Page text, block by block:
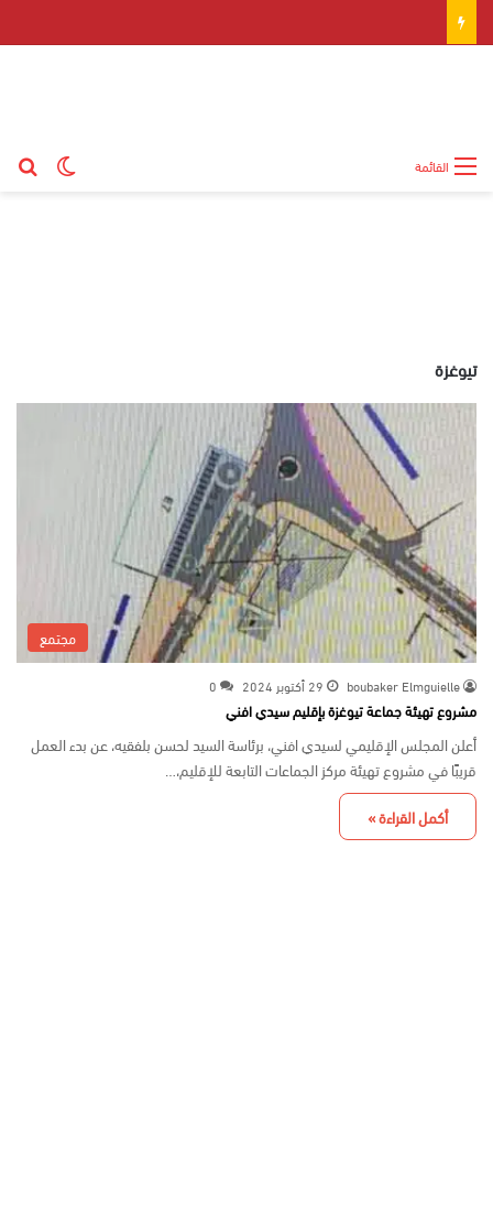
القائمة
تيوغزة
مجتمع
boubaker Elmguielle 29 أكتوبر 2024 0
مشروع تهيئة جماعة تيوغزة بإقليم سيدي افني
أعلن المجلس الإقليمي لسيدي افني، برئاسة السيد لحسن بلفقيه، عن بدء العمل
قريبًا في مشروع تهيئة مركز الجماعات التابعة للإقليم،…
أكمل القراءة »